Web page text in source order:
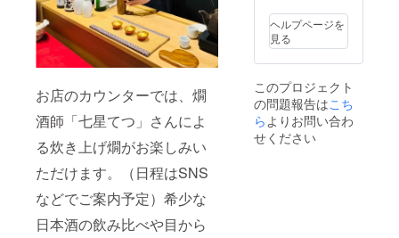
お店のカウンターでは、燗
酒師「七星てつ」さんによ
る炊き上げ燗がお楽しみい
ただけます。（日程はSNS
などでご案内予定）希少な
日本酒の飲み比べや目から
を載せ
ること
で、商
品を気
たお客
様が＜
直接購
入＞で
きる仕
ヘルプページを
見る
このプロジェクト
の問題報告はこち
ら よりお問い合わ
せください